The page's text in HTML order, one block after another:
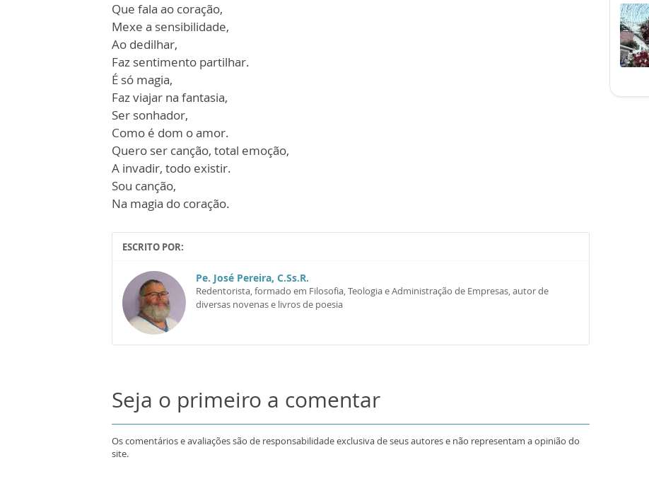
Que fala ao coração,
Mexe a sensibilidade,
Ao dedilhar,
Faz sentimento partilhar.
É só magia,
Faz viajar na fantasia,
Ser sonhador,
Como é dom o amor.
Quero ser canção, total emoção,
A invadir, todo existir.
Sou canção,
Na magia do coração.
ESCRITO POR:
Pe. José Pereira, C.Ss.R.
Redentorista, formado em Filosofia, Teologia e Administração de Empresas, autor de
diversas novenas e livros de poesia
Seja o primeiro a comentar
Os comentários e avaliações são de responsabilidade exclusiva de seus autores e não representam a opinião do
site.